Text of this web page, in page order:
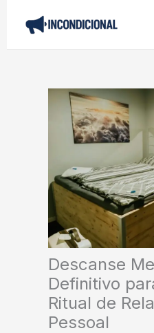
Descanse
Definitivo
Ritual de
Pessoal